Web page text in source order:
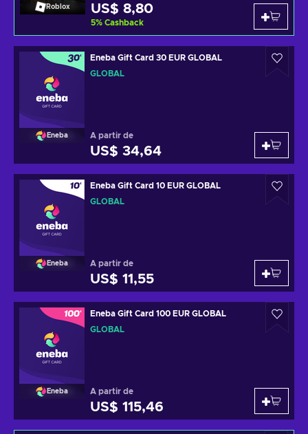
Roblox US$ 8,80
5% Cashback
Eneba
Eneba Gift Card 30 EUR GLOBAL
GLOBAL
A partir de
US$ 34,64
Eneba
Eneba Gift Card 10 EUR GLOBAL
GLOBAL
A partir de
US$ 11,55
Eneba
Eneba Gift Card 100 EUR GLOBAL
GLOBAL
A partir de
US$ 115,46